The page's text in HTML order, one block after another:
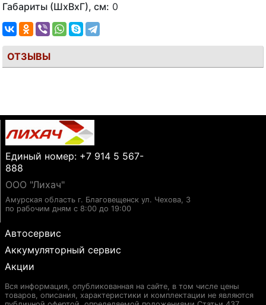
Габариты (ШхВхГ), см: 0
ОТЗЫВЫ
Единый номер: +7 914 5 567-
888
ООО "Лихач"
Амурская область г. Благовещенск ул. Чехова, 3
по рабочим дням с 8:00 до 19:00
Автосервис
Аккумуляторный сервис
Акции
Вся информация, опубликованная на сайте, в том числе цены
товаров, описания, характеристики и комплектации не являются